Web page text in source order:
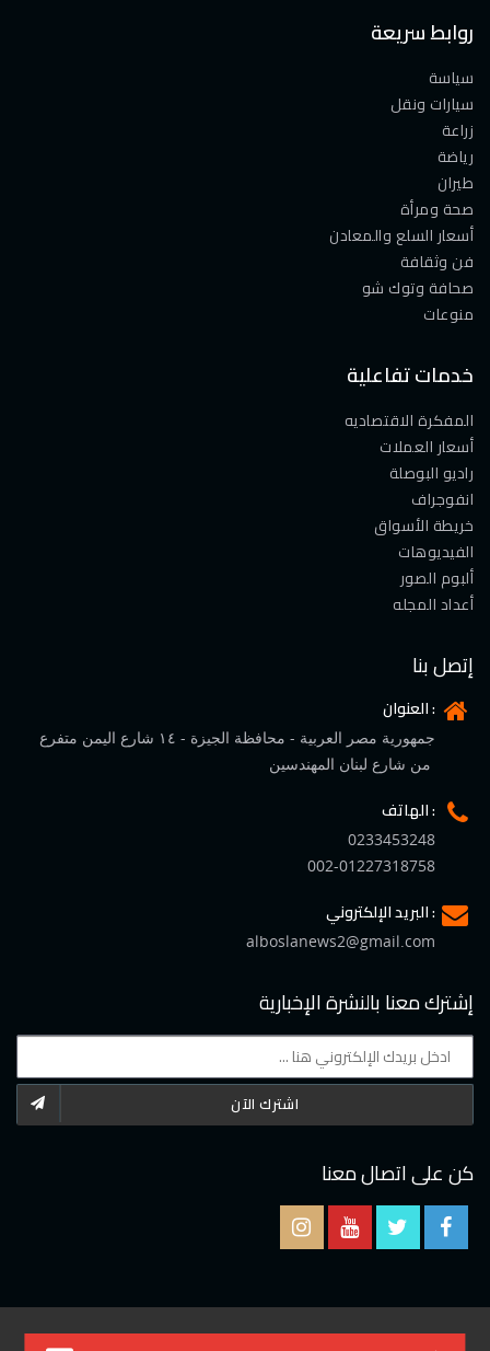
روابط سريعة
سياسة
سيارات ونقل
زراعة
رياضة
طيران
صحة ومرأة
أسعار السلع والمعادن
فن وثقافة
صحافة وتوك شو
منوعات
خدمات تفاعلية
المفكرة الاقتصاديه
أسعار العملات
راديو البوصلة
انفوجراف
خريطة الأسواق
الفيديوهات
ألبوم الصور
أعداد المجله
إتصل بنا
العنوان :
جمهورية مصر العربية - محافظة الجيزة - ١٤ شارع اليمن متفرع
الهاتف :
0233453248
002-01227318758
البريد الإلكتروني :
alboslanews2@gmail.com
إشترك معنا بالنشرة الإخبارية
اشترك الآن
كن على اتصال معنا